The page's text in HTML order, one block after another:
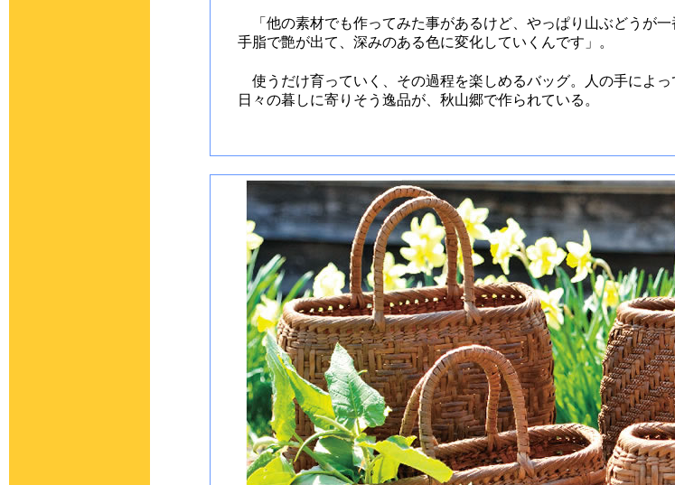
「他の素材でも作ってみた事があるけど、やっぱり山ぶどうが一
手脂で艶が出て、深みのある色に変化していくんです」。
使うだけ育っていく、その過程を楽しめるバッグ。人の手によっ
日々の暮しに寄りそう逸品が、秋山郷で作られている。